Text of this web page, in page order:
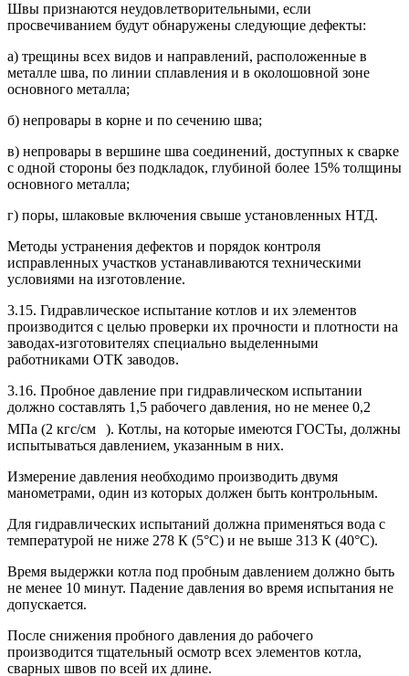
Швы признаются неудовлетворительными, если
просвечиванием будут обнаружены следующие дефекты:
а) трещины всех видов и направлений, расположенные в
металле шва, по линии сплавления и в околошовной зоне
основного металла;
б) непровары в корне и по сечению шва;
в) непровары в вершине шва соединений, доступных к сварке
с одной стороны без подкладок, глубиной более 15% толщины
основного металла;
г) поры, шлаковые включения свыше установленных НТД.
Методы устранения дефектов и порядок контроля
исправленных участков устанавливаются техническими
условиями на изготовление.
3.15. Гидравлическое испытание котлов и их элементов
производится с целью проверки их прочности и плотности на
заводах-изготовителях специально выделенными
работниками ОТК заводов.
3.16. Пробное давление при гидравлическом испытании
должно составлять 1,5 рабочего давления, но не менее 0,2
МПа (2 кгс/см
). Котлы, на которые имеются ГОСТы, должны
испытываться давлением, указанным в них.
Измерение давления необходимо производить двумя
манометрами, один из которых должен быть контрольным.
Для гидравлических испытаний должна применяться вода с
температурой не ниже 278 К (5°С) и не выше 313 К (40°С).
Время выдержки котла под пробным давлением должно быть
не менее 10 минут. Падение давления во время испытания не
допускается.
После снижения пробного давления до рабочего
производится тщательный осмотр всех элементов котла,
сварных швов по всей их длине.